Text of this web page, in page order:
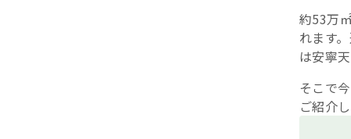
約53万
れます
は安寧
そこで
ご紹介